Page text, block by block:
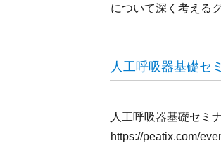
について深く考える
人工呼吸器基礎
人工呼吸器基礎セミ
https://peatix.com/